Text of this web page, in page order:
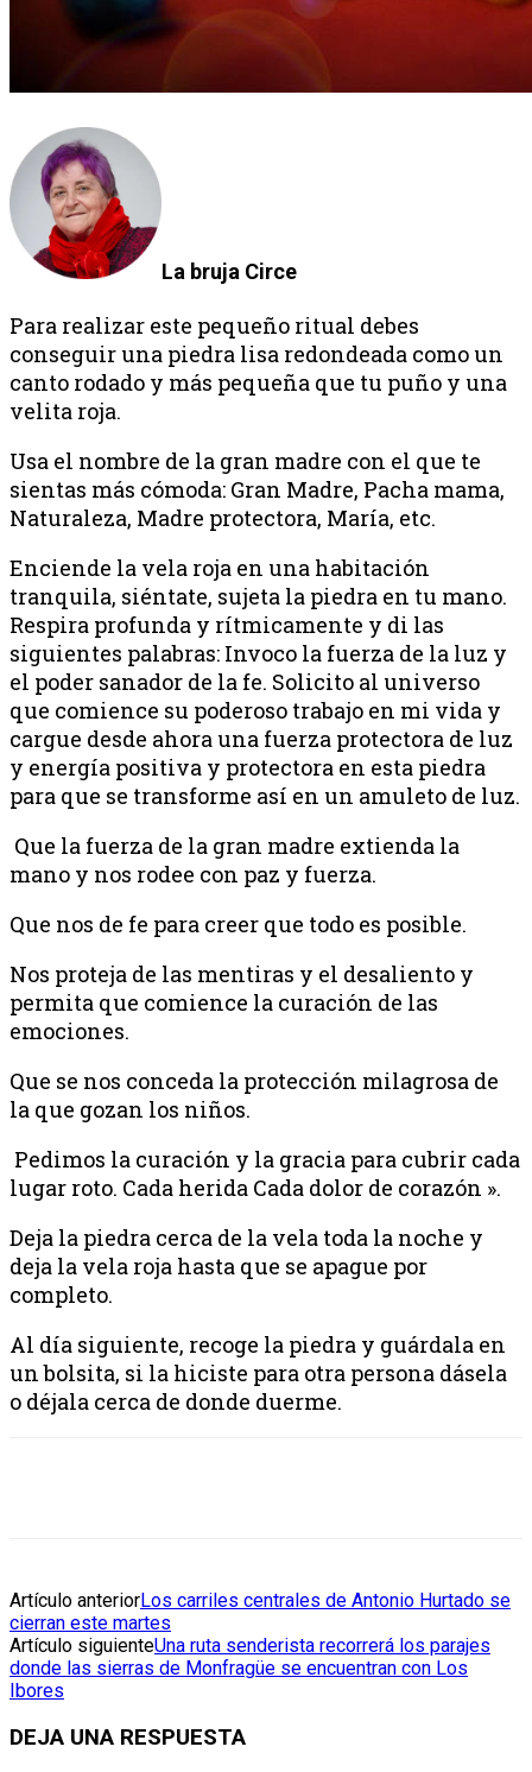
La bruja Circe
Para realizar este pequeño ritual debes
conseguir una piedra lisa redondeada como un
canto rodado y más pequeña que tu puño y una
velita roja.
Usa el nombre de la gran madre con el que te
sientas más cómoda: Gran Madre, Pacha mama,
Naturaleza, Madre protectora, María, etc.
Enciende la vela roja en una habitación
tranquila, siéntate, sujeta la piedra en tu mano.
Respira profunda y rítmicamente y di las
siguientes palabras: Invoco la fuerza de la luz y
el poder sanador de la fe. Solicito al universo
que comience su poderoso trabajo en mi vida y
cargue desde ahora una fuerza protectora de luz
y energía positiva y protectora en esta piedra
para que se transforme así en un amuleto de luz.
Que la fuerza de la gran madre extienda la
mano y nos rodee con paz y fuerza.
Que nos de fe para creer que todo es posible.
Nos proteja de las mentiras y el desaliento y
permita que comience la curación de las
emociones.
Que se nos conceda la protección milagrosa de
la que gozan los niños.
Pedimos la curación y la gracia para cubrir cada
lugar roto. Cada herida Cada dolor de corazón ».
Deja la piedra cerca de la vela toda la noche y
deja la vela roja hasta que se apague por
completo.
Al día siguiente, recoge la piedra y guárdala en
un bolsita, si la hiciste para otra persona dásela
o déjala cerca de donde duerme.
Artículo anteriorLos carriles centrales de Antonio Hurtado se
cierran este martes
Artículo siguienteUna ruta senderista recorrerá los parajes
donde las sierras de Monfragüe se encuentran con Los
Ibores
DEJA UNA RESPUESTA